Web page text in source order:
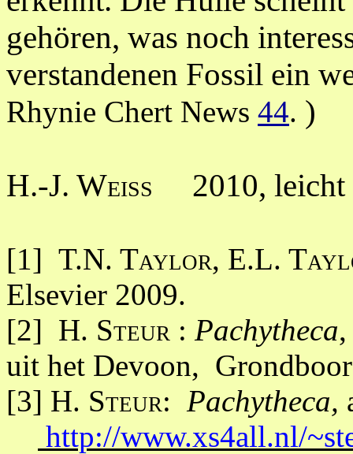
gehören, was noch
verstandenen Fossil ein
Rhynie Chert News 44. )
H.-J. Weiss 2010, leicht
[1] T.N. Taylor, E.L.
Elsevier 2009.
[2] H. Steur : Pachytheca
uit het Devoon,
[3] H. Steur: Pachytheca,
http://www.xs4all.nl/